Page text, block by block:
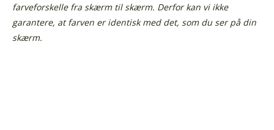
farveforskelle fra skærm til skærm. Derfor kan vi ikke
garantere, at farven er identisk med det, som du ser på din
skærm.